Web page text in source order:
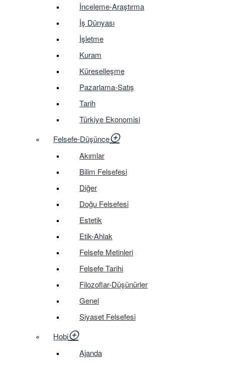
İnceleme-Araştırma
İş Dünyası
İşletme
Kuram
Küreselleşme
Pazarlama-Satış
Tarih
Türkiye Ekonomisi
Felsefe-Düşünce
Akımlar
Bilim Felsefesi
Diğer
Doğu Felsefesi
Estetik
Etik-Ahlak
Felsefe Metinleri
Felsefe Tarihi
Filozoflar-Düşünürler
Genel
Siyaset Felsefesi
Hobi
Ajanda